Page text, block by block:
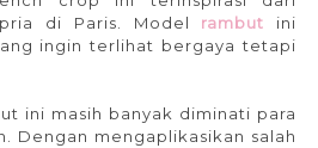
di Paris. Model rambut ini
ingin terlihat bergaya tetapi
ini masih banyak diminati para
Dengan mengaplikasikan salah